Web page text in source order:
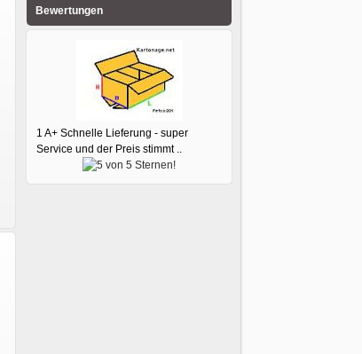
Bewertungen
1 A+ Schnelle Lieferung - super
Service und der Preis stimmt ..